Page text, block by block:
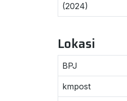
(2024)
Lokasi
BPJ
kmpost